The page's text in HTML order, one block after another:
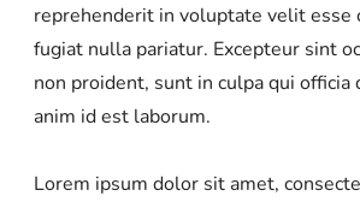
reprehenderit in voluptate velit esse
fugiat nulla pariatur. Excepteur sint
non proident, sunt in culpa qui
anim id est laborum.
Lorem ipsum dolor sit amet,